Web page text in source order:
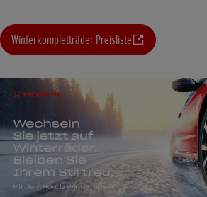
Winterkompletträder Preisliste